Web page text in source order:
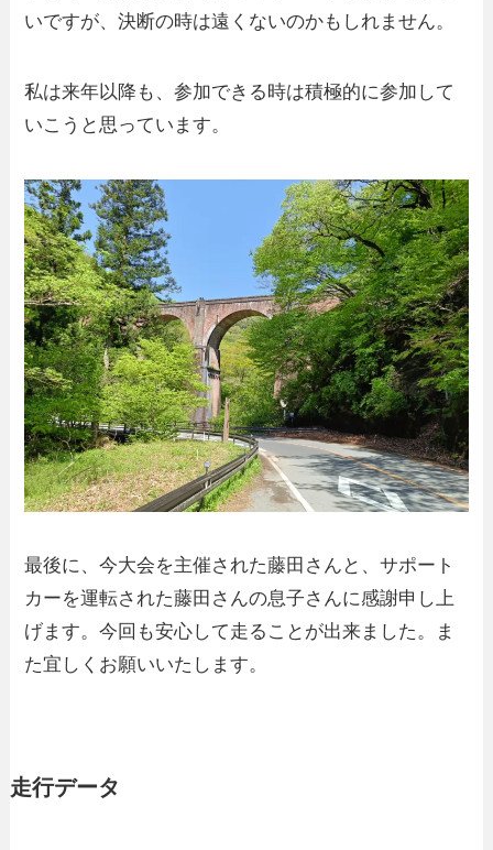
いですが、決断の時は遠くないのかもしれません。
私は来年以降も、参加できる時は積極的に参加して
いこうと思っています。
最後に、今大会を主催された藤田さんと、サポート
カーを運転された藤田さんの息子さんに感謝申し上
げます。今回も安心して走ることが出来ました。ま
た宜しくお願いいたします。
走行データ